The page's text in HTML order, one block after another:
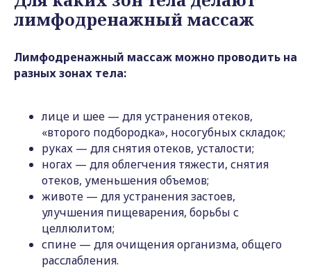
лимфодренажный массаж
Лимфодренажный массаж можно проводить на
разных зонах тела:
лице и шее — для устранения отеков,
«второго подбородка», носогубных складок;
руках — для снятия отеков, усталости;
ногах — для облегчения тяжести, снятия
отеков, уменьшения объемов;
животе — для устранения застоев,
улучшения пищеварения, борьбы с
целлюлитом;
спине — для очищения организма, общего
расслабления.